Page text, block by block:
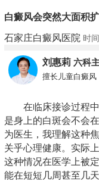
白癜风会突然大面积
石家庄白癜风医院 时
刘惠莉 六科
擅长儿童白癜风
在临床接诊过程
是身上的白斑会不会
为医生，我理解这种
关乎心理健康。实际
这种情况在医学上被
能在短短几周甚至几